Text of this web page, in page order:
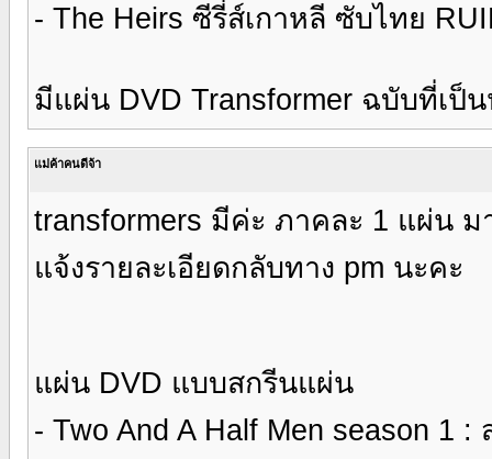
- The Heirs ซีรี่ส์เกาหลี ซับไทย
มีแผ่น DVD Transformer ฉบับที่เป็
แม่ค้าคนดีจ้า
transformers มีค่ะ ภาคละ 1 แผ่น ม
แจ้งรายละเอียดกลับทาง pm นะคะ
แผ่น DVD แบบสกรีนแผ่น
- Two And A Half Men season 1